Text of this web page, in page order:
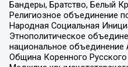
Бандеры, Братство, Белый
Религиозное объединение
Народная Социальная
Этнополитическое
национальное
Община Коренного